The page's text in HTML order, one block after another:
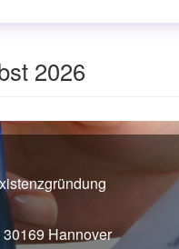
2026
Hannover